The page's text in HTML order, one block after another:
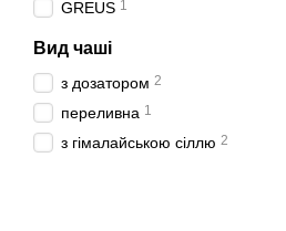
GREUS 1
Вид чаші
з дозатором 2
переливна 1
з гімалайською сіллю 2